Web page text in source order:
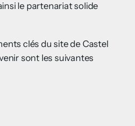
le partenariat solide
clés du site de Castel
sont les suivantes